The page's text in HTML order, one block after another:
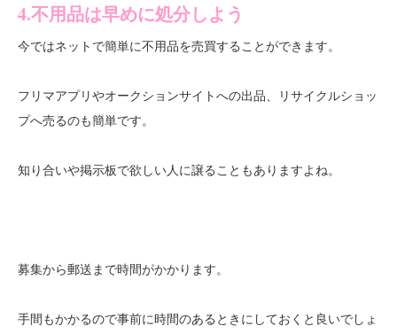
4.不用品は早めに処分しよう
今ではネットで簡単に不用品を売買することができます。
フリマアプリやオークションサイトへの出品、リサイクルショッ
プへ売るのも簡単です。
知り合いや掲示板で欲しい人に譲ることもありますよね。
募集から郵送まで時間がかかります。
手間もかかるので事前に時間のあるときにしておくと良いでしょ